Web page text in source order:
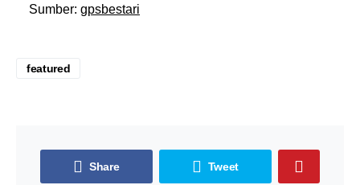
Sumber: gpsbestari
featured
Share Tweet